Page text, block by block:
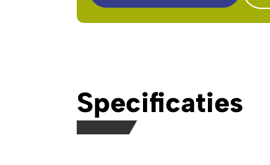
Specificaties